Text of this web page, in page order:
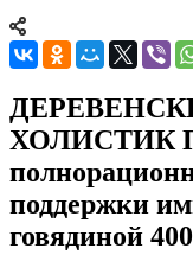
ХОЛИСТИК
поддержки
говядиной